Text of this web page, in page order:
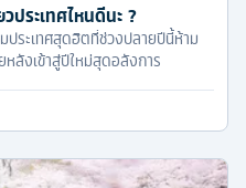
ประเทศไหนดีนะ ?
ประเทศสุดฮิตที่ช่วงปลายปีนี้ห้าม
ลังเข้าสู่ปีใหม่สุดอลังการ